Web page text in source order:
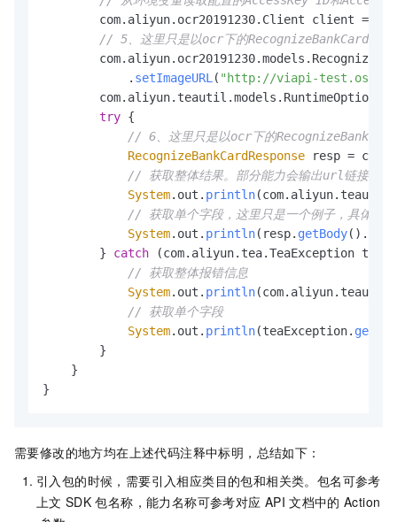
        com.
aliyun. ocr20191230. Client client =
// 5、这里只是以ocr下的RecognizeBankCard为例
        com.
aliyun. ocr20191230.models .
            .
setImageURL( "http://viapi-test.oss-cn-
        com.
aliyun. teautil .models . RuntimeOptions
try {
// 6、这里只是以ocr下的RecognizeBankCard
RecognizeBankCardResponse resp =
// 获取整体结果。部分能力会输出url链接，通
System. out . println(com. aliyun. teautil
// 获取单个字段，这里只是一个例子，具体能
System. out . println(resp. getBody().
        }
catch (com. aliyun. tea.TeaException
// 获取整体报错信息
System. out . println(com. aliyun. teautil
// 获取单个字段
System. out . println(teaException.
        }
    }
}
需要修改的地方均在上述代码注释中标明，总结如下：
引入包的时候，需要引入相应类目的包和相关类。包名可参考
上文 SDK 包名称，能力名称可参考对应 API 文档中的 Action